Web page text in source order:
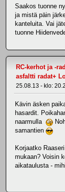
Saakos tuonne
ja mistä päin
kanteluita. Vai
tuonne
RC-kerhot ja -
asfaltti radat+
25.08.13 - klo:
Kävin äsken
hasardit.
naarmulla
samantien
Korjaatko
mukaan? Voisin
aikataulusta -